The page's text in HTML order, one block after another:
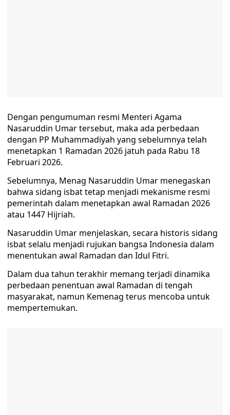
Dengan pengumuman resmi Menteri Agama
Nasaruddin Umar tersebut, maka ada perbedaan
dengan PP Muhammadiyah yang sebelumnya telah
menetapkan 1 Ramadan 2026 jatuh pada Rabu 18
Februari 2026.
Sebelumnya, Menag Nasaruddin Umar menegaskan
bahwa sidang isbat tetap menjadi mekanisme resmi
pemerintah dalam menetapkan awal Ramadan 2026
atau 1447 Hijriah.
Nasaruddin Umar menjelaskan, secara historis sidang
isbat selalu menjadi rujukan bangsa Indonesia dalam
menentukan awal Ramadan dan Idul Fitri.
Dalam dua tahun terakhir memang terjadi dinamika
perbedaan penentuan awal Ramadan di tengah
masyarakat, namun Kemenag terus mencoba untuk
mempertemukan.